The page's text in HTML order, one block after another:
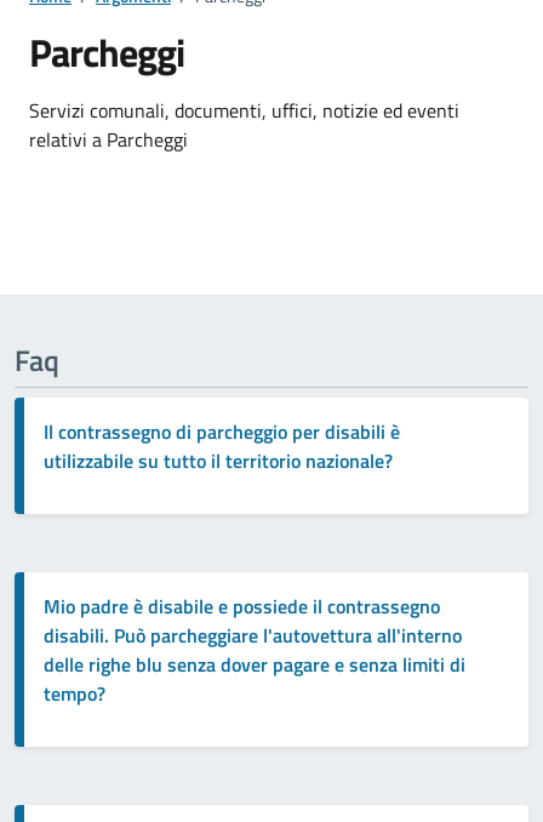
Parcheggi
Dettagli della notizia
Servizi comunali, documenti, uffici, notizie ed eventi
relativi a Parcheggi
Faq
Il contrassegno di parcheggio per disabili è
utilizzabile su tutto il territorio nazionale?
Mio padre è disabile e possiede il contrassegno
disabili. Può parcheggiare l'autovettura all'interno
delle righe blu senza dover pagare e senza limiti di
tempo?